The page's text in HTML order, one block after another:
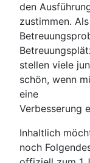
den
zustimmen.
stellen viele
schön, wenn
eine
Verbesserung
Inhaltlich
noch